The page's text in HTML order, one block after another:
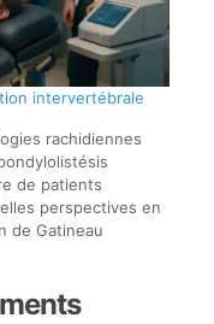
intervertébrale
rachidiennes
de patients
perspectives en
de Gatineau